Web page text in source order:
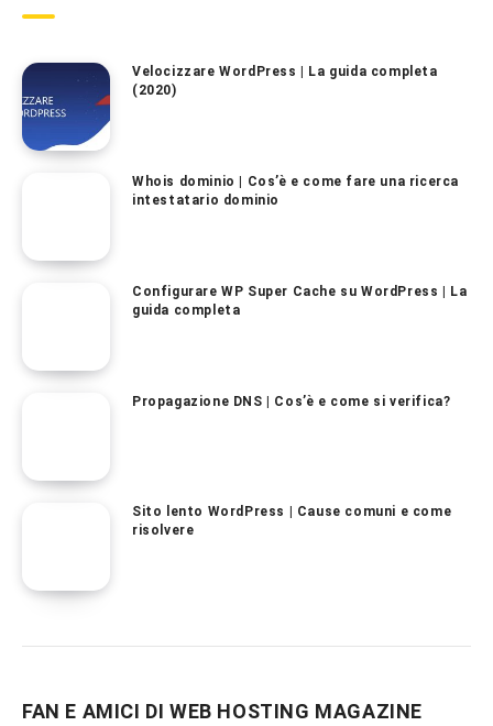
Velocizzare WordPress | La guida completa
(2020)
Whois dominio | Cos’è e come fare una ricerca
intestatario dominio
Configurare WP Super Cache su WordPress | La
guida completa
Propagazione DNS | Cos’è e come si verifica?
Sito lento WordPress | Cause comuni e come
risolvere
FAN E AMICI DI WEB HOSTING MAGAZINE